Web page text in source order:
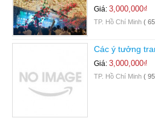
Giá: 3,000,000₫
TP. Hồ Chí Minh ( 65
Các ý tưởng
Giá: 3,000,000₫
TP. Hồ Chí Minh (